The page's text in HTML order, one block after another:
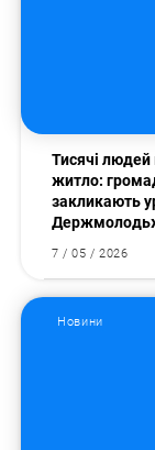
Тисячі
житло:
закликають
7 / 05 / 2026
Новини